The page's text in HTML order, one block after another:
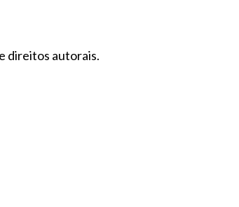
direitos autorais.